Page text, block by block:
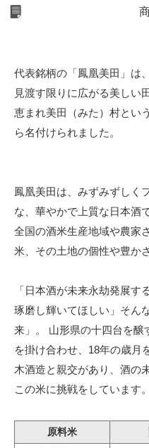
代表銘柄の「鳳凰美田」は
見渡す限りに広がる美しい
恵まれ美田（みた）村とい
ら名付けられました。
鳳凰美田は、みずみずしく
な、華やかで上質な日本酒
全国の酒米生産地域や農家
米、その土地の個性や豊か
「日本酒が未来永劫発展
琢磨し輝いてほしい」そん
来」。 山形県の十四台を醸
を掛け合わせ、18年の歳月
木酒造と親交があり、酒の
この米に挑戦をしています。
原料米